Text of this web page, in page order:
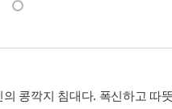
콩깍지 침대다. 폭신하고 따